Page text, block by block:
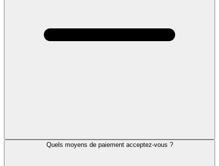
Quels moyens de paiement acceptez-vous ?